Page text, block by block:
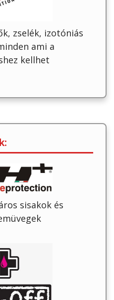
zselék, izotóniás
ami a
kellhet
sisakok és